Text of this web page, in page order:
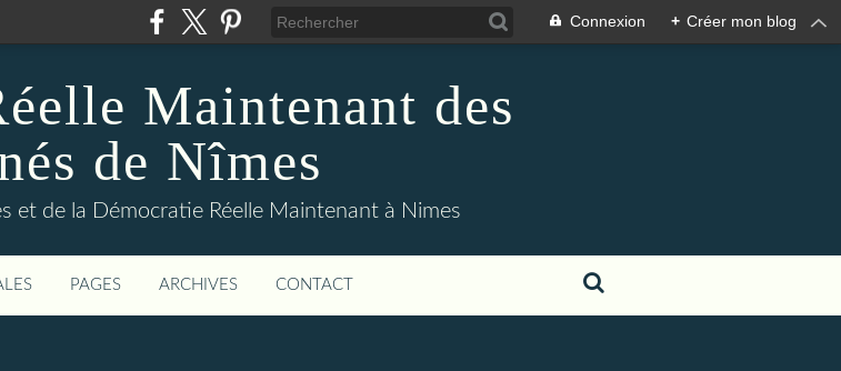
Connexion + Créer mon blog
Maintenant des
de Nîmes
et de la Démocratie Réelle Maintenant à Nimes
PAGES ARCHIVES CONTACT